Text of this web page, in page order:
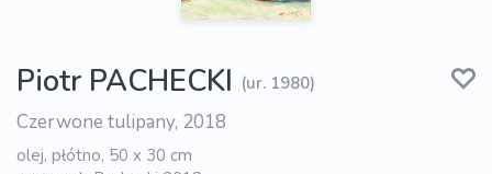
Piotr PACHECKI (ur. 1980)
Czerwone tulipany, 2018
olej, płótno, 50 x 30 cm